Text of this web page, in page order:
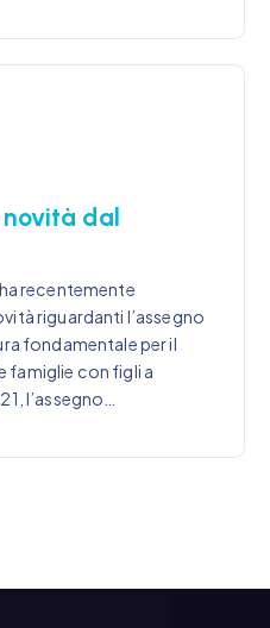
novità dal
recentemente
riguardanti l’assegno
fondamentale per il
famiglie con figli a
l’assegno…